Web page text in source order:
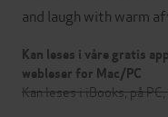
and laugh with warm
Kan leses i våre gratis
webleser for Mac/PC
Kan leses i iBooks, på